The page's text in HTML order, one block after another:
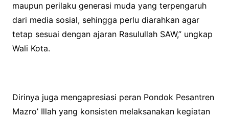
maupun perilaku generasi muda yang terpengaruh
dari media sosial, sehingga perlu diarahkan agar
tetap sesuai dengan ajaran Rasulullah SAW,” ungkap
Wali Kota.
Dirinya juga mengapresiasi peran Pondok Pesantren
Mazro’ Illah yang konsisten melaksanakan kegiatan